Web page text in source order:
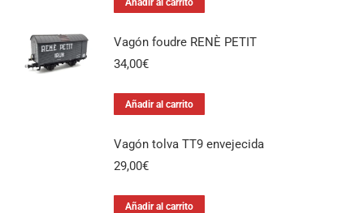
Vagón foudre RENÈ PETIT
34,00€
Añadir al carrito
Vagón tolva TT9 envejecida
29,00€
Añadir al carrito